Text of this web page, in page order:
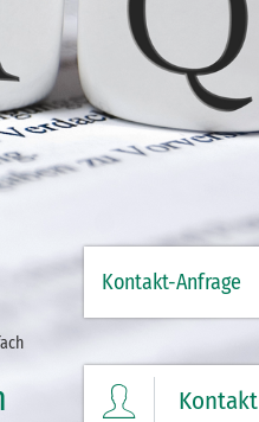
Kontakt-Anfrage
Nachricht ein.
Kontakt